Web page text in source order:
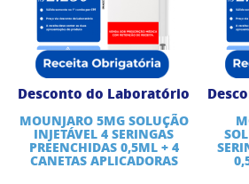
Desconto do Laboratório
MOUNJARO 5MG SOLUÇÃO
INJETÁVEL 4 SERINGAS
PREENCHIDAS 0,5ML + 4
CANETAS APLICADORAS